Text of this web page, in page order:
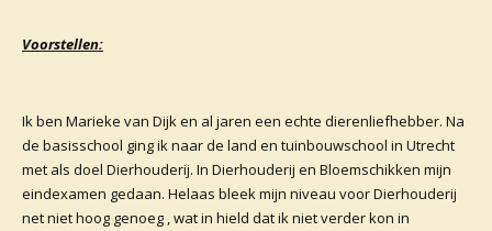
Voorstellen:
Ik ben Marieke van Dijk en al jaren een echte dierenliefhebber. Na
de basisschool ging ik naar de land en tuinbouwschool in Utrecht
met als doel Dierhouderij. In Dierhouderij en Bloemschikken mijn
eindexamen gedaan. Helaas bleek mijn niveau voor Dierhouderij
net niet hoog genoeg , wat in hield dat ik niet verder kon in